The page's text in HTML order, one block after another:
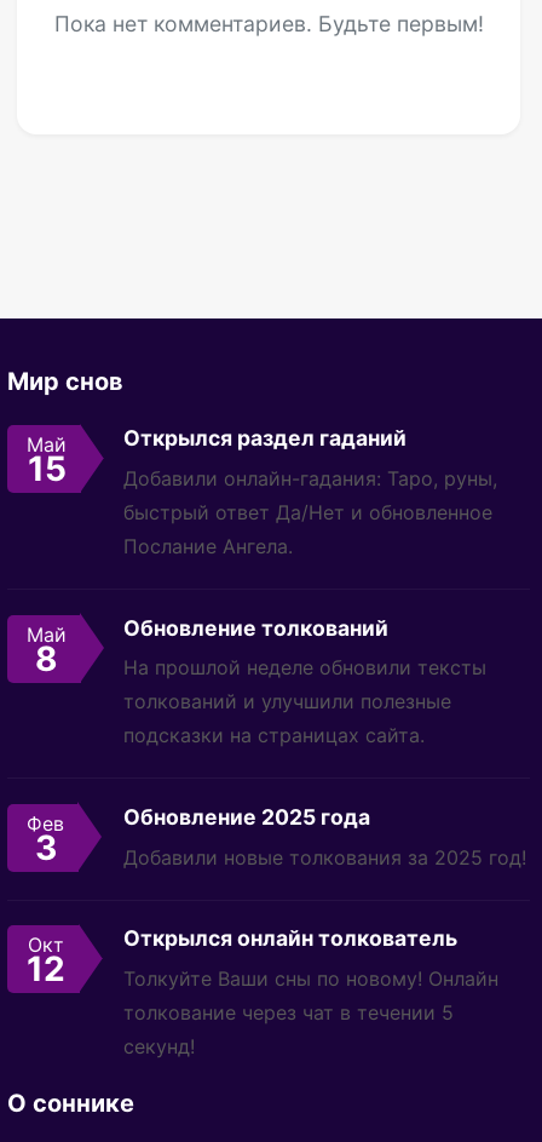
Пока нет комментариев. Будьте первым!
Мир снов
Май
15
Открылся раздел гаданий
Добавили онлайн-гадания: Таро, руны,
быстрый ответ Да/Нет и обновленное
Послание Ангела.
Май
8
Обновление толкований
На прошлой неделе обновили тексты
толкований и улучшили полезные
подсказки на страницах сайта.
Фев
3
Обновление 2025 года
Добавили новые толкования за 2025 год!
Окт
12
Открылся онлайн толкователь
Толкуйте Ваши сны по новому! Онлайн
толкование через чат в течении 5
секунд!
О соннике